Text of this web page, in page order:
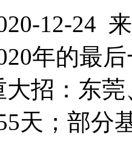
12-24
年的最
大招：东
天；部分